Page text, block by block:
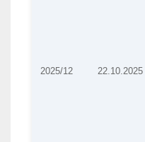
2025/12 22.10.2025